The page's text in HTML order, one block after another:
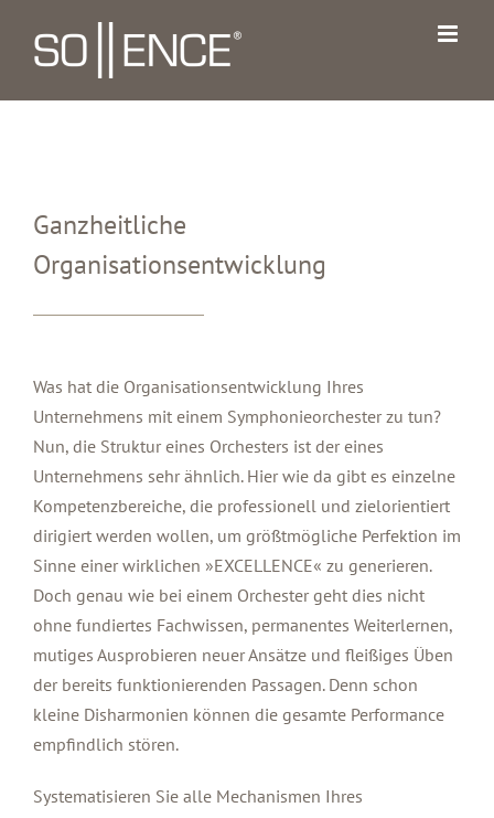
Inhalt
springen
Ganzheitliche
Organisationsentwicklung
Was hat die Organisationsentwicklung Ihres
Unternehmens mit einem Symphonieorchester zu tun?
Nun, die Struktur eines Orchesters ist der eines
Unternehmens sehr ähnlich. Hier wie da gibt es einzelne
Kompetenzbereiche, die professionell und zielorientiert
dirigiert werden wollen, um größtmögliche Perfektion im
Sinne einer wirklichen »EXCELLENCE« zu generieren.
Doch genau wie bei einem Orchester geht dies nicht
ohne fundiertes Fachwissen, permanentes Weiterlernen,
mutiges Ausprobieren neuer Ansätze und fleißiges Üben
der bereits funktionierenden Passagen. Denn schon
kleine Disharmonien können die gesamte Performance
empfindlich stören.
Systematisieren Sie alle Mechanismen Ihres